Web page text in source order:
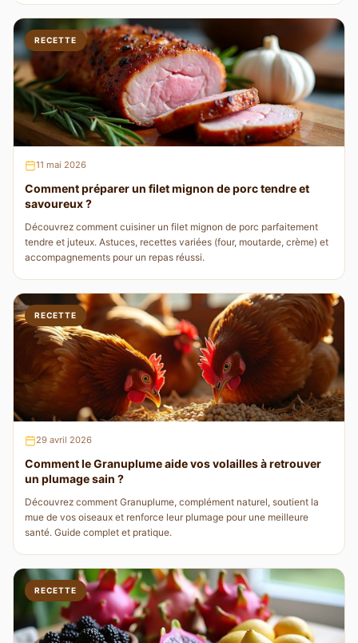
RECETTE
11 mai 2026
Comment préparer un filet mignon de porc tendre et
savoureux ?
Découvrez comment cuisiner un filet mignon de porc parfaitement
tendre et juteux. Astuces, recettes variées (four, moutarde, crème) et
accompagnements pour un repas réussi.
RECETTE
29 avril 2026
Comment le Granuplume aide vos volailles à retrouver
un plumage sain ?
Découvrez comment Granuplume, complément naturel, soutient la
mue de vos oiseaux et renforce leur plumage pour une meilleure
santé. Guide complet et pratique.
RECETTE